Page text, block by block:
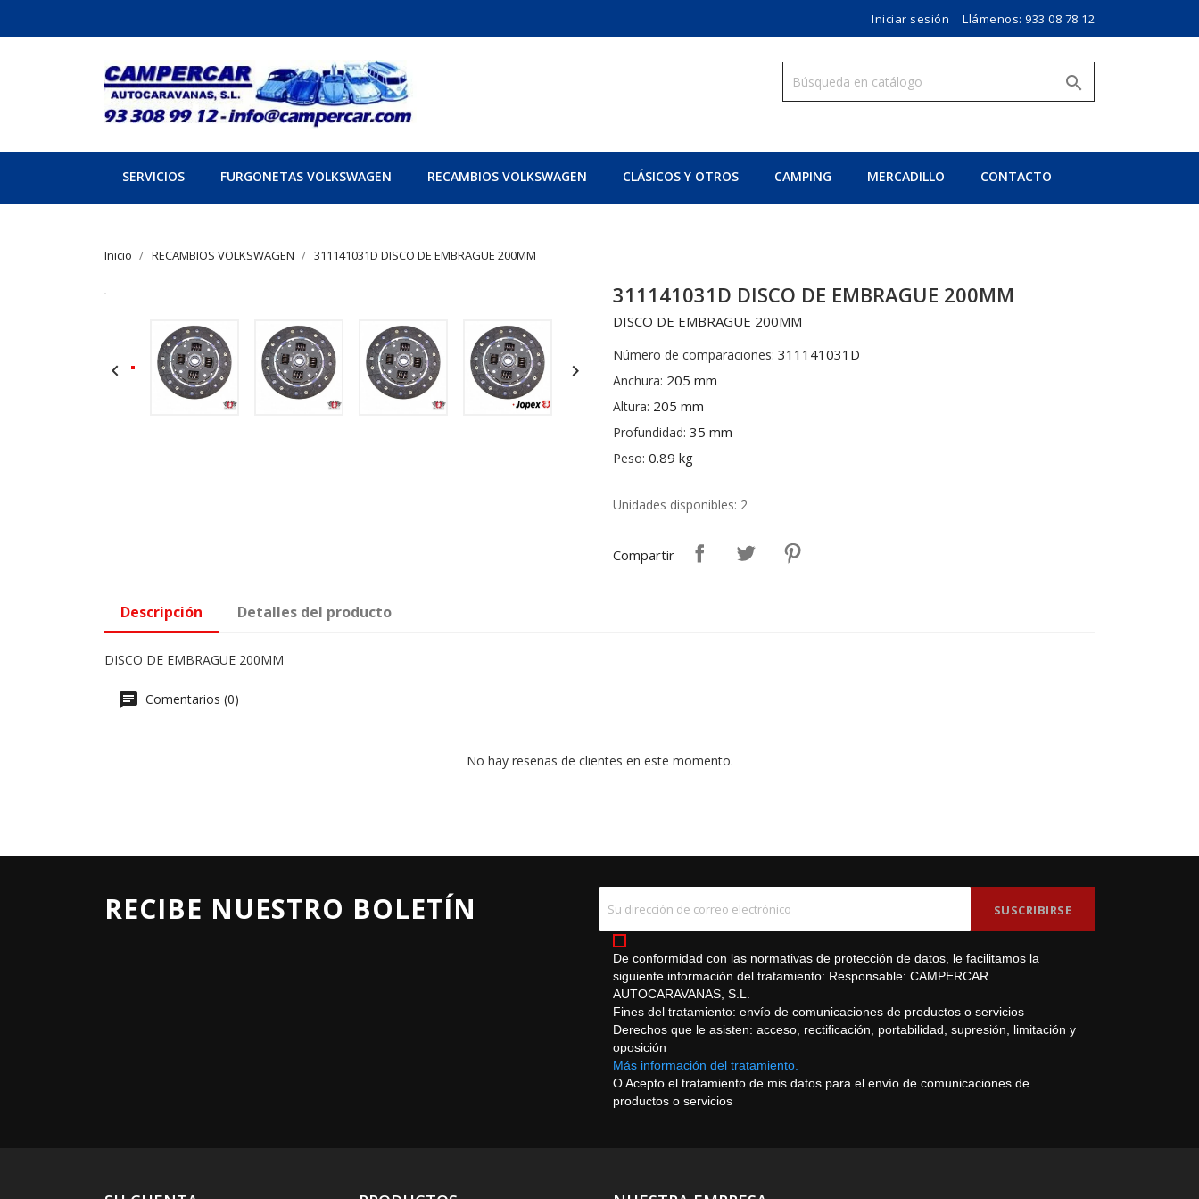
Iniciar sesión Llámenos: 933 08 78 12

SERVICIOS FURGONETAS VOLKSWAGEN RECAMBIOS VOLKSWAGEN CLÁSICOS Y OTROS CAMPING MERCADILLO CONTACTO
Inicio RECAMBIOS VOLKSWAGEN 311141031D DISCO DE EMBRAGUE 200MM
 
311141031D DISCO DE EMBRAGUE 200MM
DISCO DE EMBRAGUE 200MM
Número de comparaciones: 311141031D
Anchura: 205 mm
Altura: 205 mm
Profundidad: 35 mm
Peso: 0.89 kg
Unidades disponibles: 2
Compartir
Descripción Detalles del producto
DISCO DE EMBRAGUE 200MM
Comentarios (0)
No hay reseñas de clientes en este momento.
RECIBE NUESTRO BOLETÍN
De conformidad con las normativas de protección de datos, le facilitamos la
siguiente información del tratamiento: Responsable: CAMPERCAR
AUTOCARAVANAS, S.L.
Fines del tratamiento: envío de comunicaciones de productos o servicios
Derechos que le asisten: acceso, rectificación, portabilidad, supresión, limitación y
oposición
Más información del tratamiento.
O Acepto el tratamiento de mis datos para el envío de comunicaciones de
productos o servicios